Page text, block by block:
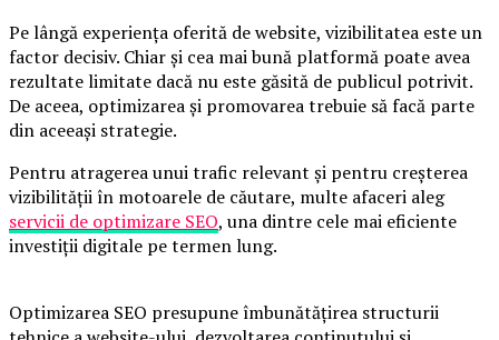
Pe lângă experiența oferită de website, vizibilitatea este un
factor decisiv. Chiar și cea mai bună platformă poate avea
rezultate limitate dacă nu este găsită de publicul potrivit.
De aceea, optimizarea și promovarea trebuie să facă parte
din aceeași strategie.
Pentru atragerea unui trafic relevant și pentru creșterea
vizibilității în motoarele de căutare, multe afaceri aleg
servicii de optimizare SEO, una dintre cele mai eficiente
investiții digitale pe termen lung.
Optimizarea SEO presupune îmbunătățirea structurii